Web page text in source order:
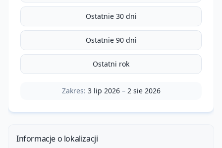
Ostatnie 30 dni
Ostatnie 90 dni
Ostatni rok
Zakres: 3 lip 2026– 2 sie 2026
Informacje o lokalizacji